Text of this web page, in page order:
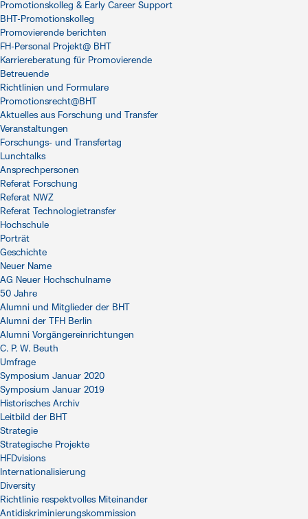
Promotionskolleg & Early Career Support
BHT-Promotionskolleg
Promovierende berichten
FH-Personal Projekt@ BHT
Karriereberatung für Promovierende
Betreuende
Richtlinien und Formulare
Promotionsrecht@BHT
Aktuelles aus Forschung und Transfer
Veranstaltungen
Forschungs- und Transfertag
Lunchtalks
Ansprechpersonen
Referat Forschung
Referat NWZ
Referat Technologietransfer
Hochschule
Porträt
Geschichte
Neuer Name
AG Neuer Hochschulname
50 Jahre
Alumni und Mitglieder der BHT
Alumni der TFH Berlin
Alumni Vorgängereinrichtungen
C. P. W. Beuth
Umfrage
Symposium Januar 2020
Symposium Januar 2019
Historisches Archiv
Leitbild der BHT
Strategie
Strategische Projekte
HFDvisions
Internationalisierung
Diversity
Richtlinie respektvolles Miteinander
Antidiskriminierungskommission